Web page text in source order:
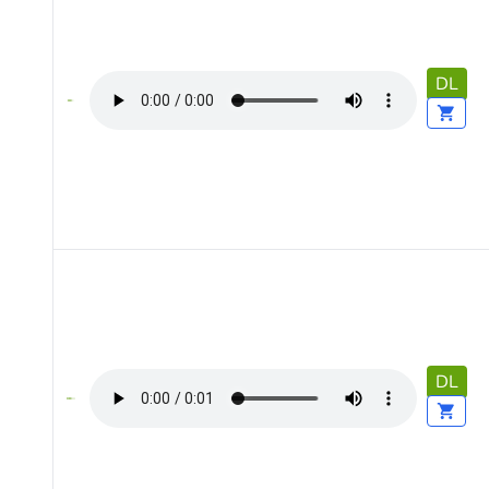
DL
DL